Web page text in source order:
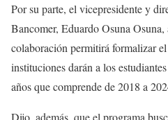
Por su parte, el vicepresidente y
Bancomer, Eduardo Osuna
colaboración permitirá formalizar
instituciones darán a los
años que comprende de 2018 a
Dijo, además, que el programa